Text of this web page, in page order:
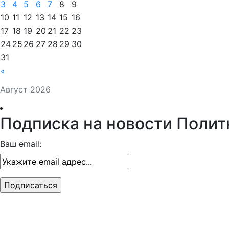
Август 2026
«
3
4 5 6 7 8
9
10 11 12 13 14 15 16
17 18 19 20 21 22 23
24 25 26 27 28 29 30
31
Подписка на новости
Ваш email: